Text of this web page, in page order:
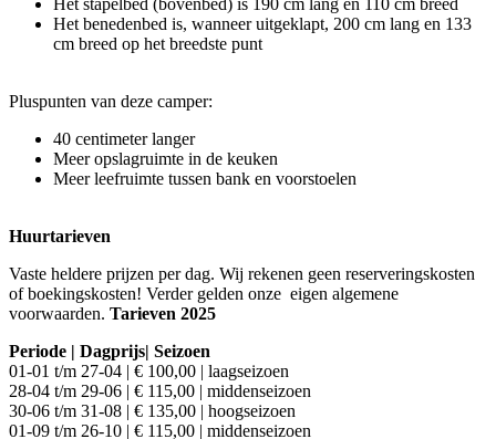
Het stapelbed (bovenbed) is 190 cm lang en 110 cm breed
Het benedenbed is, wanneer uitgeklapt, 200 cm lang en 133
cm breed op het breedste punt
Pluspunten van deze camper:
40 centimeter langer
Meer opslagruimte in de keuken
Meer leefruimte tussen bank en voorstoelen
Huurtarieven
Vaste heldere prijzen per dag. Wij rekenen geen reserveringskosten
of boekingskosten! Verder gelden onze eigen algemene
voorwaarden. Tarieven 2025
Periode | Dagprijs| Seizoen
01-01 t/m 27-04 | € 100,00 | laagseizoen
28-04 t/m 29-06 | € 115,00 | middenseizoen
30-06 t/m 31-08 | € 135,00 | hoogseizoen
01-09 t/m 26-10 | € 115,00 | middenseizoen